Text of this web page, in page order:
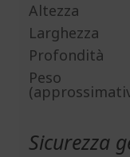
Altezza
Larghezza
Profondità
Peso
Sicurezza